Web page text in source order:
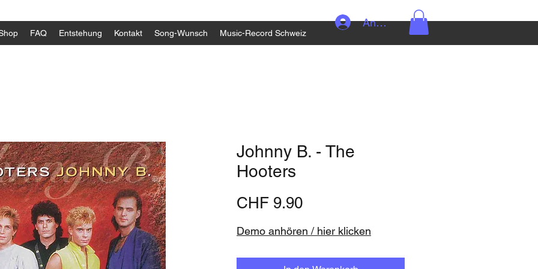
FAQ Entstehung Kontakt Song-Wunsch Music-Record Schweiz
Anmelden
Johnny B. - The
Hooters
CHF 9.90Preis
Demo anhören / hier klicken